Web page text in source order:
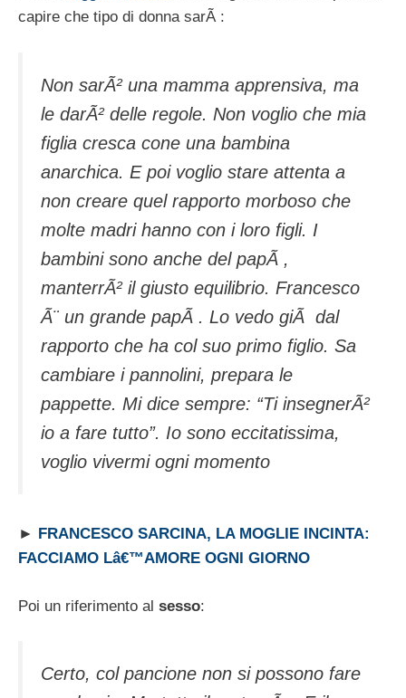
capire che tipo di donna sarÃ :
Non sarÃ² una mamma apprensiva, ma
le darÃ² delle regole. Non voglio che mia
figlia cresca cone una bambina
anarchica. E poi voglio stare attenta a
non creare quel rapporto morboso che
molte madri hanno con i loro figli. I
bambini sono anche del papÃ ,
manterrÃ² il giusto equilibrio. Francesco
Ã¨ un grande papÃ . Lo vedo giÃ dal
rapporto che ha col suo primo figlio. Sa
cambiare i pannolini, prepara le
pappette. Mi dice sempre: “Ti insegnerÃ²
io a fare tutto”. Io sono eccitatissima,
voglio vivermi ogni momento
►
FRANCESCO SARCINA, LA MOGLIE INCINTA:
FACCIAMO Lâ€™AMORE OGNI GIORNO
Poi un riferimento al sesso:
Certo, col pancione non si possono fare